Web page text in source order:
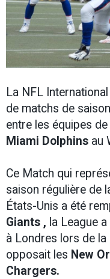
La NFL
de matchs de
entre les équipes de
Miami Dolphins au
Ce Match qui
saison régulière de
États-Unis a été
Giants , la League
à Londres lors de
opposait les New
Chargers.